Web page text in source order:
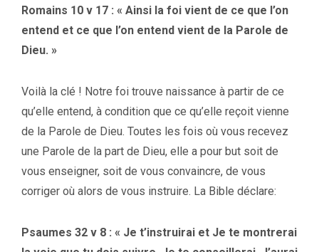
Romains 10 v 17 : « Ainsi la foi vient de ce que l’on
entend et ce que l’on entend vient de la Parole de
Dieu. »
Voilà la clé ! Notre foi trouve naissance à partir de ce
qu’elle entend, à condition que ce qu’elle reçoit vienne
de la Parole de Dieu. Toutes les fois où vous recevez
une Parole de la part de Dieu, elle a pour but soit de
vous enseigner, soit de vous convaincre, de vous
corriger où alors de vous instruire. La Bible déclare:
Psaumes 32 v 8 : « Je t’instruirai et Je te montrerai